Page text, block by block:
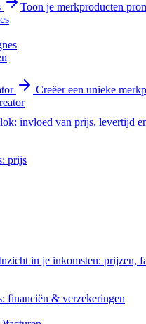
Toon je merkproducten
Creëer een unieke
invloed van prijs, levertijd
prijs
in je inkomsten: prijzen,
financiën & verzekeringen